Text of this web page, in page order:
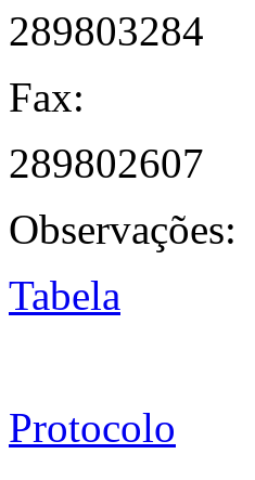
289803284
Fax:
289802607
Observações:
Tabela
Protocolo